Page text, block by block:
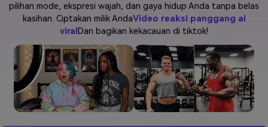
FAQs Hubungi Kami
Tips & Tutorial AI
Postingan Terbaru
Jelajahi Lebih Banyak >>
Masuk
pilihan mode, ekspresi wajah, dan gaya hidup Anda tanpa belas
kasihan. Ciptakan milik AndaVideo reaksi panggang ai
viral Dan bagikan kekacauan di tiktok!